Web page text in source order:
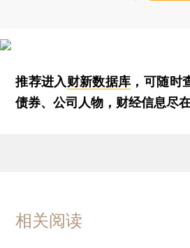
推荐进入财新数据库 ，可随时
债券、公司人物，财经信息尽在
相关阅读